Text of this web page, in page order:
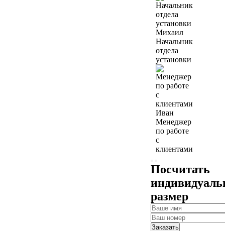
Михаил
Начальник
отдела
установки
Иван
Менеджер
по работе
с
клиентами
Посчитать
размер
Заказать